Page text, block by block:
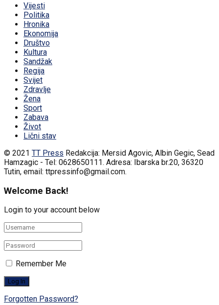
Vijesti
Politika
Hronika
Ekonomija
Društvo
Kultura
Sandžak
Regija
Svijet
Zdravlje
Žena
Sport
Zabava
Život
Lični stav
© 2021 TT Press Redakcija: Mersid Agovic, Albin Gegic, Sead
Hamzagic - Tel: 0628650111. Adresa: Ibarska br.20, 36320
Tutin, email: ttpressinfo@gmail.com.
Welcome Back!
Login to your account below
Remember Me
Forgotten Password?